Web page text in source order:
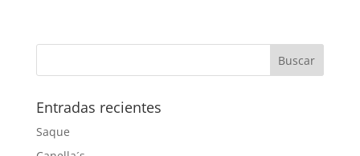
Entradas recientes
Saque